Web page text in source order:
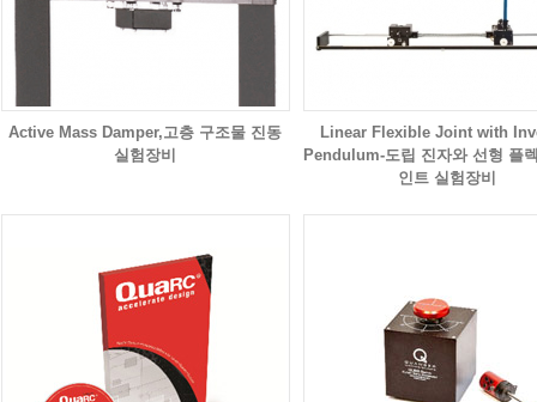
Active Mass Damper,고층 구조물 진동
실험장비
Linear Flexible Joint with
Pendulum-도립 진자와 선형 플
인트 실험장비